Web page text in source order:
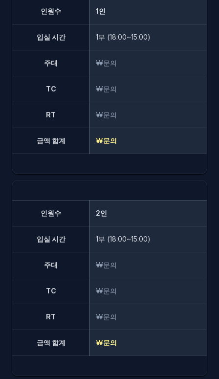
인원수 1인
입실 시간 1부 (18:00~15:00)
주대 ₩문의
TC ₩문의
RT ₩문의
금액 합계 ₩문의
인원수 2인
입실 시간 1부 (18:00~15:00)
주대 ₩문의
TC ₩문의
RT ₩문의
금액 합계 ₩문의